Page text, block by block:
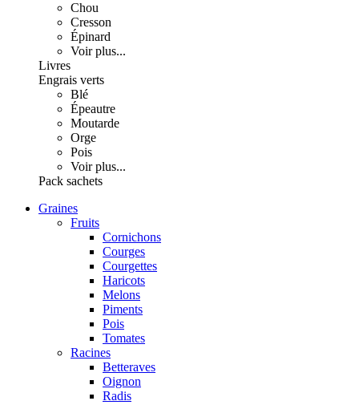
Chou
Cresson
Épinard
Voir plus...
Livres
Engrais verts
Blé
Épeautre
Moutarde
Orge
Pois
Voir plus...
Pack sachets
Graines
Fruits
Cornichons
Courges
Courgettes
Haricots
Melons
Piments
Pois
Tomates
Racines
Betteraves
Oignon
Radis